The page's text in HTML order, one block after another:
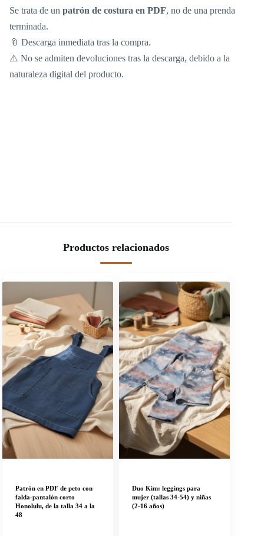
Se trata de un patrón de costura en PDF, no de una prenda
terminada.
📎 Descarga inmediata tras la compra.
⚠️ No se admiten devoluciones tras la descarga, debido a la
naturaleza digital del producto.
Productos relacionados
Patrón en PDF de peto con
falda-pantalón corto
Honolulu, de la talla 34 a la
48
Duo Kim: leggings para
mujer (tallas 34-54) y niñas
(2-16 años)